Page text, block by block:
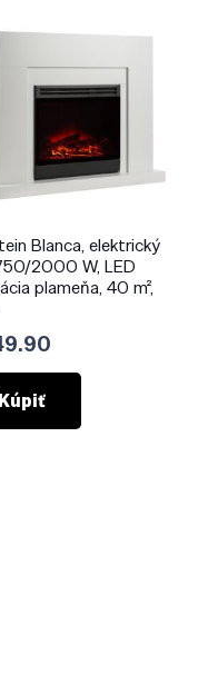
Blanca, elektrický
2000 W, LED
plameňa, 40 m²,
Kúpiť